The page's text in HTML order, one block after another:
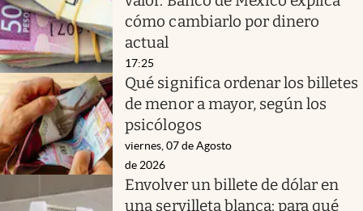
cómo cambiarlo por dinero
actual
17:25
Qué significa ordenar los billetes
de menor a mayor, según los
psicólogos
viernes, 07 de Agosto
de 2026
Envolver un billete de dólar en
una servilleta blanca: para qué